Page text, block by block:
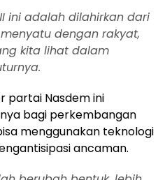
ini adalah dilahirkan dari
dengan rakyat,
kita lihat dalam
partai Nasdem ini
bagi perkembangan
menggunakan teknologi
ancaman.